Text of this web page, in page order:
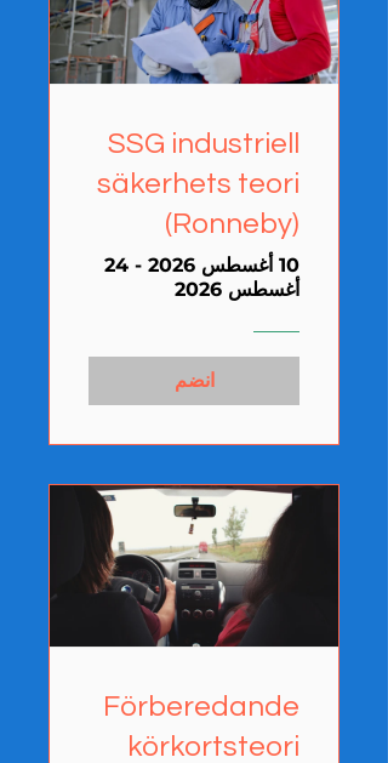
SSG industriell
säkerhets teori
(Ronneby)
10 أغسطس 2026 - 24
أغسطس 2026
انضم
Förberedande
körkortsteori​